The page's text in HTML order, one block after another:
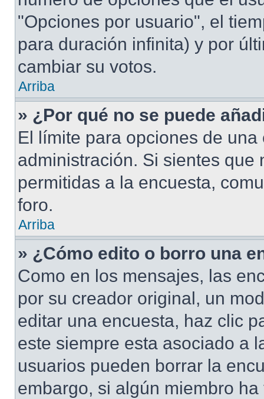
"Opciones por usuario", el
para duración infinita) y por
cambiar su votos.
Arriba
» ¿Por qué no se puede
El límite para opciones de
administración. Si sientes
permitidas a la encuesta,
foro.
Arriba
» ¿Cómo edito o borro una
Como en los mensajes, las
por su creador original, un
editar una encuesta, haz clic
este siempre esta asociado a
usuarios pueden borrar la
embargo, si algún miembro